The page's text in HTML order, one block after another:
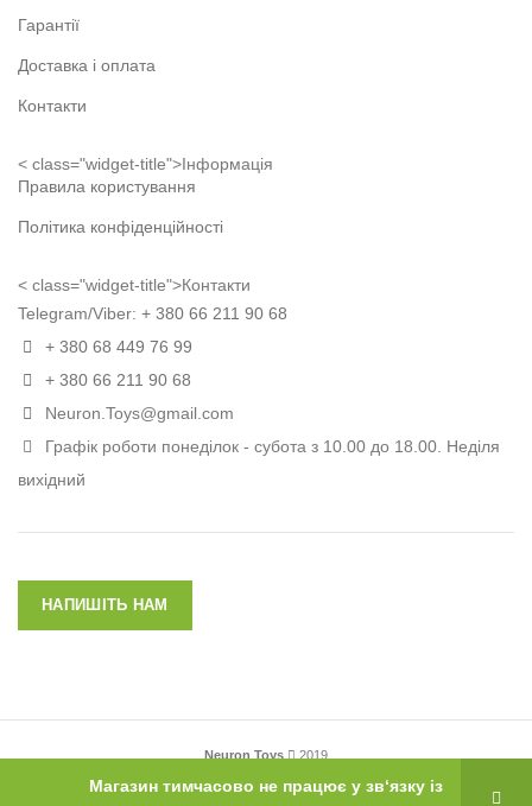
Гарантії
Доставка і оплата
Контакти
< class="widget-title">Інформація
Правила користування
Політика конфіденційності
< class="widget-title">Контакти
Telegram/Viber: + 380 66 211 90 68
+ 380 68 449 76 99
+ 380 66 211 90 68
Neuron.Toys@gmail.com
Графік роботи понеділок - субота з 10.00 до 18.00. Неділя
вихідний
НАПИШІТЬ НАМ
Neuron Toys 2019
Магазин тимчасово не працює у зв‘язку із